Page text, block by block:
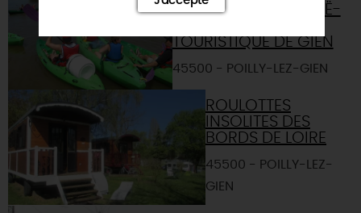
LOCATION DE CANOË-
TOURISTIQUE DE GIEN
45500 - POILLY-LEZ-GIEN
ROULOTTES
INSOLITES DES
BORDS DE LOIRE
45500 - POILLY-LEZ-
GIEN